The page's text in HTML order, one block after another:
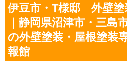
伊豆市・T様邸 外壁
｜静岡県沼津市・三島
の外壁塗装・屋根塗
報館